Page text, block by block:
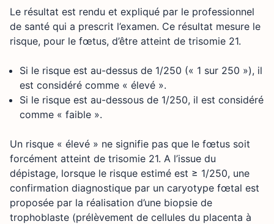
Le résultat est rendu et expliqué par le professionnel
de santé qui a prescrit l’examen. Ce résultat mesure le
risque, pour le fœtus, d’être atteint de trisomie 21.
Si le risque est au-dessus de 1/250 (« 1 sur 250 »), il
est considéré comme « élevé ».
Si le risque est au-dessous de 1/250, il est considéré
comme « faible ».
Un risque « élevé » ne signifie pas que le fœtus soit
forcément atteint de trisomie 21. A l’issue du
dépistage, lorsque le risque estimé est ≥ 1/250, une
confirmation diagnostique par un caryotype fœtal est
proposée par la réalisation d’une biopsie de
trophoblaste (prélèvement de cellules du placenta à